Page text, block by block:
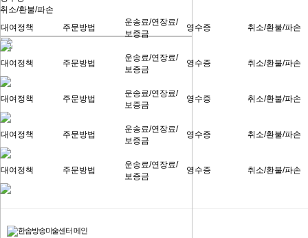
취소/환불/파손
대여정책
주문방법
운송료/연장료/
보증금
영수증 취소/환불/파손
대여정책 주문방법
운송료/연장료/
보증금
영수증 취소/환불/파손
대여정책 주문방법
운송료/연장료/
보증금
영수증 취소/환불/파손
대여정책 주문방법
운송료/연장료/
보증금
영수증 취소/환불/파손
대여정책 주문방법
운송료/연장료/
보증금
영수증 취소/환불/파손